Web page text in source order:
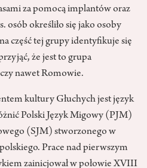
za pomocą implantów oraz
osób określiło się jako osoby
część tej grupy identyfikuje się
że jest to grupa
nawet Romowie.
kultury Głuchych jest język
Polski Język Migowy (PJM)
(SJM) stworzonego w
Prace nad pierwszym
zainicjował w połowie XVIII